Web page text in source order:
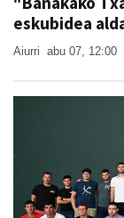
eskubidea
Aiurri abu 07, 12:00